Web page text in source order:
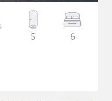
5 6